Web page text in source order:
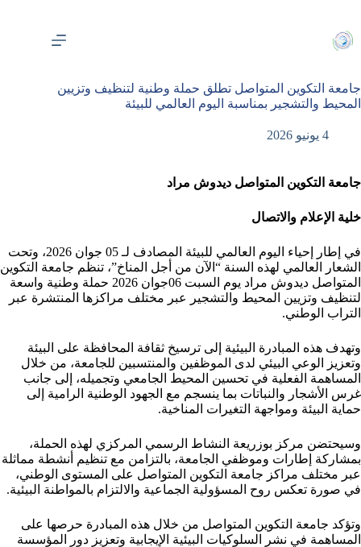
المحتوى
جامعة التكوين المتواصل تطلق حملة وطنية لتنظيف وتزيين
المحيط والتشجير بمناسبة اليوم العالمي للبيئة
4 يونيو 2026
جامعة التكوين المتواصل ديدوش مراد
خلية الإعلام والاتصال
في إطار إحياء اليوم العالمي للبيئة المصادف لـ 05 جوان 2026، وتحت
الشعار العالمي لهذه السنة “الآن من أجل المناخ”، تنظم جامعة التكوين
المتواصل ديدوش مراد يوم السبت 06جوان 2026 حملة وطنية واسعة
لتنظيف وتزيين المحيط والتشجير عبر مختلف مراكزها المنتشرة عبر
التراب الوطني.
وتهدف هذه المبادرة البيئية إلى ترسيخ ثقافة المحافظة على البيئة
وتعزيز الوعي البيئي لدى الموظفين والمنتسبين للجامعة، من خلال
المساهمة الفعلية في تحسين المحيط الجامعي وتجميله، إلى جانب
غرس الأشجار والنباتات بما ينسجم مع الجهود الوطنية الرامية إلى
حماية البيئة ومواجهة التغيرات المناخية.
وسيحتضن مركز بوزريعة النشاط الرسمي المركزي لهذه الحملة،
بمشاركة إطارات وموظفي الجامعة، بالتزامن مع تنظيم أنشطة مماثلة
عبر مختلف مراكز جامعة التكوين المتواصل على المستوى الوطني،
في صورة تعكس روح المسؤولية الجماعية والالتزام بالمواطنة البيئية.
وتؤكد جامعة التكوين المتواصل من خلال هذه المبادرة حرصها على
المساهمة في نشر السلوكيات البيئية الإيجابية وتعزيز دور المؤسسة